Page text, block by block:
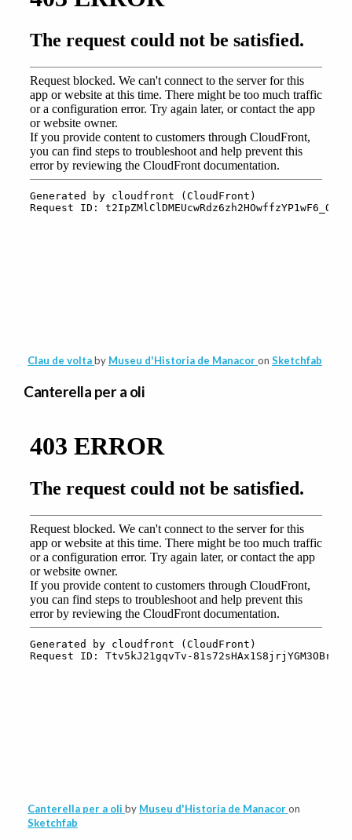
Clau de voltaby Museu d'Historia de Manacoron Sketchfab
Canterella per a oli
Canterella per a oli by Museu d'Historia de Manacoron
Sketchfab